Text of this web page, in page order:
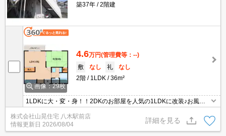
築37年
2階建
画像：29枚
4.6万円(管理費等：--)
敷
なし 礼
なし
2階
1LDK 36m²
1LDKに大・変・身！！2DKのお部屋を人気の1LDKに改装♪お風呂
エアコンも付きます！橿原神宮前から徒歩5分ほどですので電車通
勤の方にも！
株式会社山晃住宅 八木駅前店
情報更新日 2026/08/04
詳細を見る